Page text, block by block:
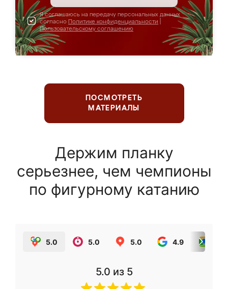
Я соглашаюсь на передачу персональных данных
согласно Политике конфиденциальности
Пользовательскому соглашению
ПОСМОТРЕТЬ
МАТЕРИАЛЫ
Держим планку
серьезнее, чем чемпионы
по фигурному катанию
5.0 5.0 5.0 4.9
5.0 из 5